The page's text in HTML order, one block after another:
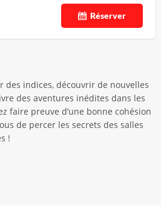
Réserver
des indices, découvrir de nouvelles
des aventures inédites dans les
faire preuve d’une bonne cohésion
de percer les secrets des salles
!